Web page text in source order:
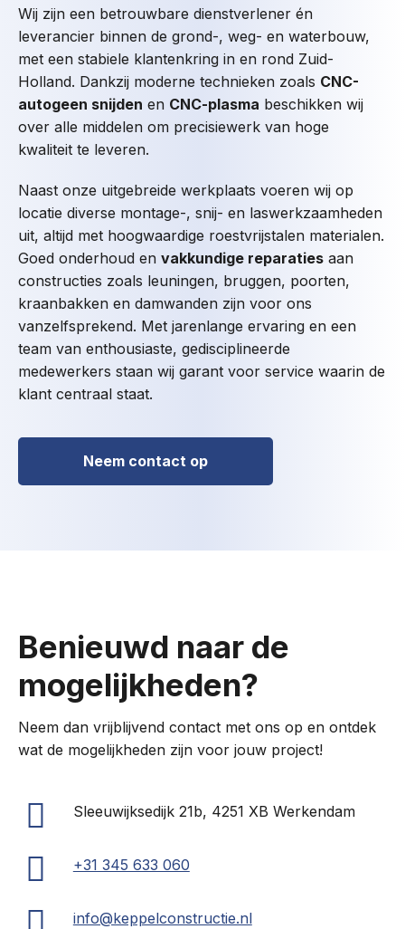
Wij zijn een betrouwbare dienstverlener én
leverancier binnen de grond-, weg- en waterbouw,
met een stabiele klantenkring in en rond Zuid-
Holland. Dankzij moderne technieken zoals CNC-
autogeen snijden en CNC-plasma beschikken wij
over alle middelen om precisiewerk van hoge
kwaliteit te leveren.
Naast onze uitgebreide werkplaats voeren wij op
locatie diverse montage-, snij- en laswerkzaamheden
uit, altijd met hoogwaardige roestvrijstalen materialen.
Goed onderhoud en vakkundige reparaties aan
constructies zoals leuningen, bruggen, poorten,
kraanbakken en damwanden zijn voor ons
vanzelfsprekend. Met jarenlange ervaring en een
team van enthousiaste, gedisciplineerde
medewerkers staan wij garant voor service waarin de
klant centraal staat.
Neem contact op
Benieuwd naar de
mogelijkheden?
Neem dan vrijblijvend contact met ons op en ontdek
wat de mogelijkheden zijn voor jouw project!
Sleeuwijksedijk 21b, 4251 XB Werkendam
+31 345 633 060
info@keppelconstructie.nl